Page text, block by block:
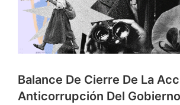
Balance De Cierre De La
Anticorrupción Del